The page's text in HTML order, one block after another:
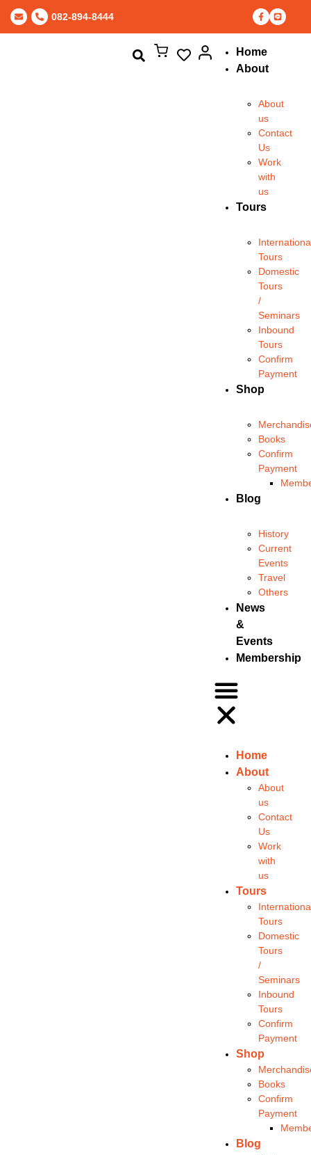
082-894-8444
Home
About
About
us
Contact
Us
Work
with
us
Tours
Tours
Domestic
Tours
/
Seminars
Inbound
Tours
Confirm
Payment
Shop
Books
Confirm
Payment
Blog
History
Current
Events
Travel
Others
News
&
Events
Membership
Home
About
About
us
Contact
Us
Work
with
us
Tours
Tours
Domestic
Tours
/
Seminars
Inbound
Tours
Confirm
Payment
Shop
Books
Confirm
Payment
Blog